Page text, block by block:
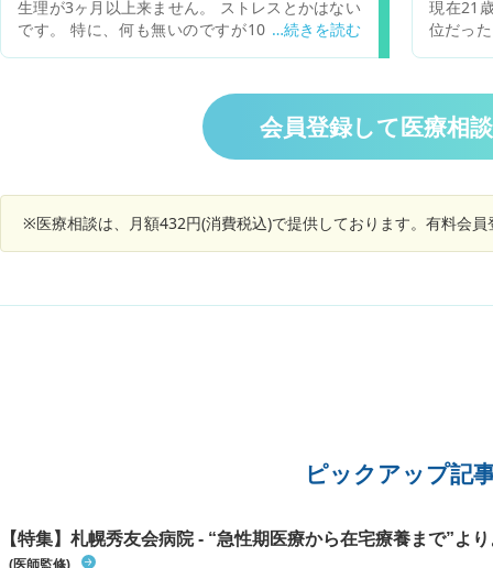
に大きくなり、尿の勢いが弱くなる・頻尿にな
る」とありました。今日の医師の話では、「尿の
出が悪くなれば治療を検討」「頻尿はあまり関係
手術」「大きくなるかは人それぞれ」とのことで
した。 私は還暦を過ぎ、実際に尿の勢いが弱く、
夜間も1〜2時間おきにトイレに行きます。ただ
なことと考え、ある程度は受け入れてきました。
老眼なら眼鏡を新調すれば済みますが、前立腺の
談したところ、以下の回答が得られました。 ・軽
す。今後の生活において、どのような考え方や対
応が望ましいか、アドバイスをいただければ幸い
ありが
生理が3ヶ月以上来ません。 ストレスとかはない
です。 特に、何も無いのですが10代の時から生
現在21
位だっ
いてい
に診察
多くお
会員登録して医療相
※医療相談は、月額432円(消費税込)で提供しております。有料会
ピックアップ記
【特集】札幌秀友会病院 - “急性期医療から在宅療養まで”よ
(医師監修)